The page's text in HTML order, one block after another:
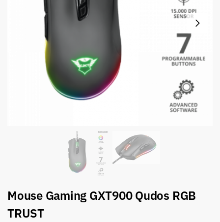
Mouse Gaming GXT900 Qudos RGB
TRUST